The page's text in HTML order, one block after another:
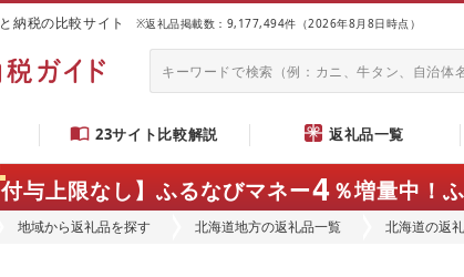
納税の比較サイト ※返礼品掲載数：9,177,494件（2026年8月8日時点）
23サイト比較解説 返礼品一覧
与上限なし】ふるなびマネー4％増量中！
地域から返礼品を探す 北海道地方の返礼品一覧 北海道の返